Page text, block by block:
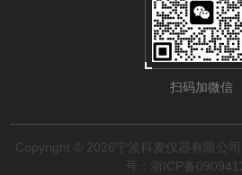
扫码加微信
Copyright © 2026宁波科麦仪器有限公
号：浙ICP备